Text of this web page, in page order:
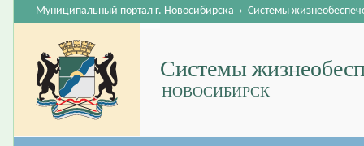
Системы
НОВОСИБИРСК
Муниципальный портал г. Новосибирска › Системы